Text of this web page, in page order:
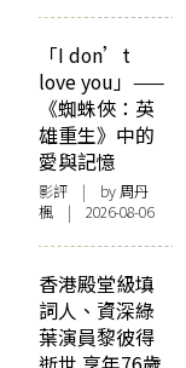
「I don’t
love you」——
《蜘蛛俠：英
雄重生》中的
愛與記憶
影評 | by周丹
楓 | 2026-08-06
香港殿堂級填
詞人、資深綠
葉演員黎彼得